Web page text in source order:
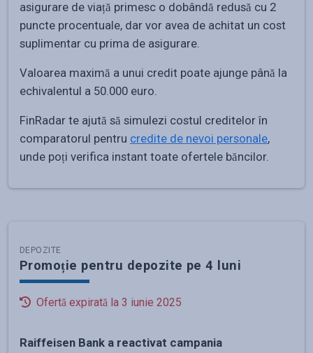
asigurare de viață primesc o dobândă redusă cu 2
puncte procentuale, dar vor avea de achitat un cost
suplimentar cu prima de asigurare.
Valoarea maximă a unui credit poate ajunge până la
echivalentul a 50.000 euro.
FinRadar te ajută să simulezi costul creditelor în
comparatorul pentru credite de nevoi personale,
unde poți verifica instant toate ofertele băncilor.
DEPOZITE
Promoție pentru depozite pe 4 luni
Ofertă expirată la 3 iunie 2025
Raiffeisen Bank a reactivat campania